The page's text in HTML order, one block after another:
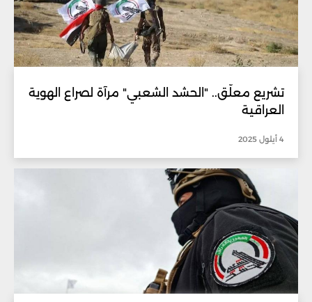
تشريع معلّق.. "الحشد الشعبي" مرآة لصراع الهوية
العراقية
4 أيلول 2025